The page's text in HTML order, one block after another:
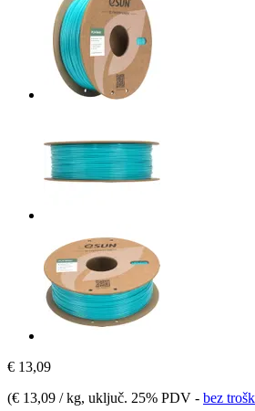
€ 13,09
(€ 13,09 / kg, uključ. 25% PDV - bez